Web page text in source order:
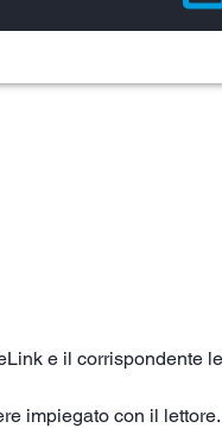
e il corrispondente
impiegato con il lettore.